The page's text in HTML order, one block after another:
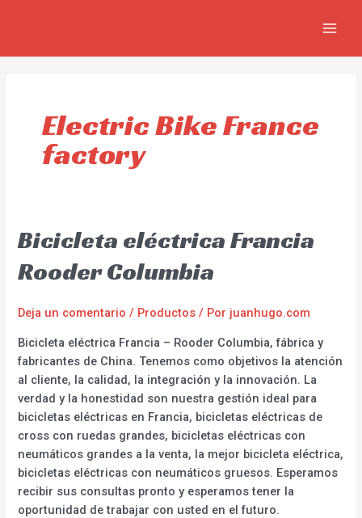
Electric Bike France
factory
Bicicleta eléctrica Francia
Rooder Columbia
Deja un comentario / Productos / Por juanhugo.com
Bicicleta eléctrica Francia – Rooder Columbia, fábrica y
fabricantes de China. Tenemos como objetivos la atención
al cliente, la calidad, la integración y la innovación. La
verdad y la honestidad son nuestra gestión ideal para
bicicletas eléctricas en Francia, bicicletas eléctricas de
cross con ruedas grandes, bicicletas eléctricas con
neumáticos grandes a la venta, la mejor bicicleta eléctrica,
bicicletas eléctricas con neumáticos gruesos. Esperamos
recibir sus consultas pronto y esperamos tener la
oportunidad de trabajar con usted en el futuro.